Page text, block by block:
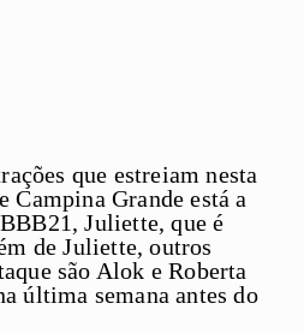
que estreiam nesta
Campina Grande está a
BBB21,Juliette, que é
deJuliette, outros
são Alok eRoberta
última semana antes do